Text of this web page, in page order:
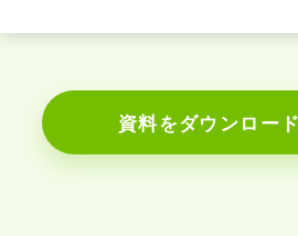
資料をダウンロー